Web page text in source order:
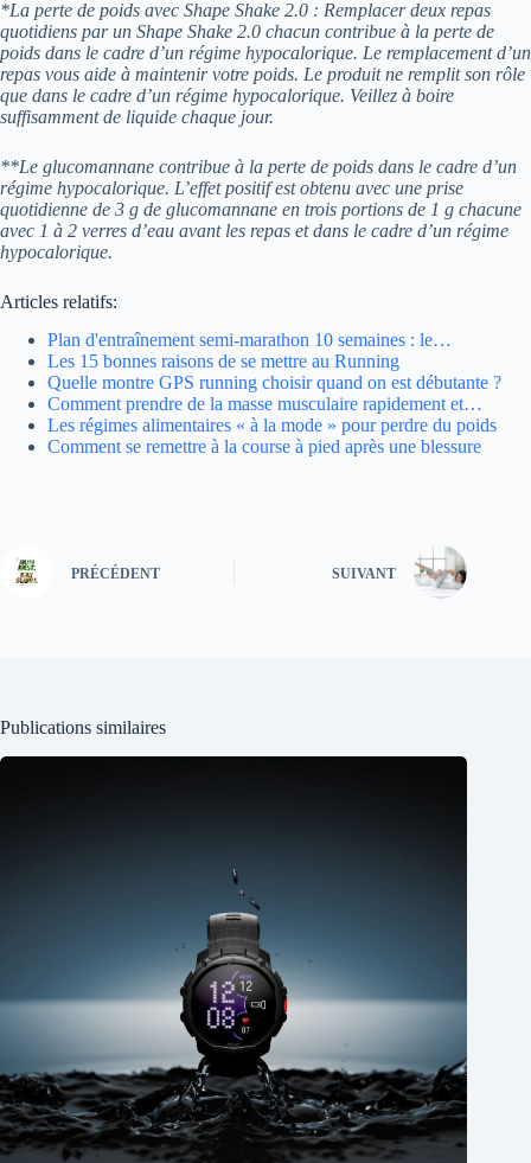
*La perte de poids avec Shape Shake 2.0 : Remplacer deux repas
quotidiens par un Shape Shake 2.0 chacun contribue à la perte de
poids dans le cadre d’un régime hypocalorique. Le remplacement d’un
repas vous aide à maintenir votre poids. Le produit ne remplit son rôle
que dans le cadre d’un régime hypocalorique. Veillez à boire
suffisamment de liquide chaque jour.
**Le glucomannane contribue à la perte de poids dans le cadre d’un
régime hypocalorique. L’effet positif est obtenu avec une prise
quotidienne de 3 g de glucomannane en trois portions de 1 g chacune
avec 1 à 2 verres d’eau avant les repas et dans le cadre d’un régime
hypocalorique.
Articles relatifs:
Plan d'entraînement semi-marathon 10 semaines : le…
Les 15 bonnes raisons de se mettre au Running
Quelle montre GPS running choisir quand on est débutante ?
Comment prendre de la masse musculaire rapidement et…
Les régimes alimentaires « à la mode » pour perdre du poids
Comment se remettre à la course à pied après une blessure
PRÉCÉDENT SUIVANT
Publications similaires